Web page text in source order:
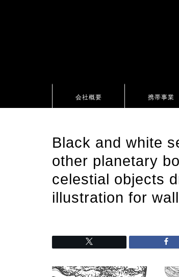
会社概要 携帯事業
Black and white
other planetary
celestial objects
illustration for